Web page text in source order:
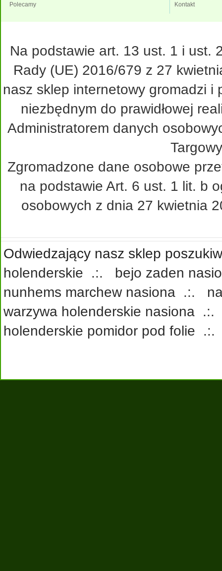
Polecamy
Kontakt
Na podstawie art. 13 ust. 1 i ust.
Rady (UE) 2016/679 z 27
nasz sklep internetowy gromadzi
niezbędnym do prawidłowej
Administratorem danych
Zgromadzone dane osobowe
na podstawie Art. 6 ust. 1 lit. b
osobowych z dnia 27 kwietnia
Odwiedzający nasz sklep
holenderskie .:. bejo zaden
nunhems marchew nasiona .:.
warzywa holenderskie nasiona
holenderskie pomidor pod folie